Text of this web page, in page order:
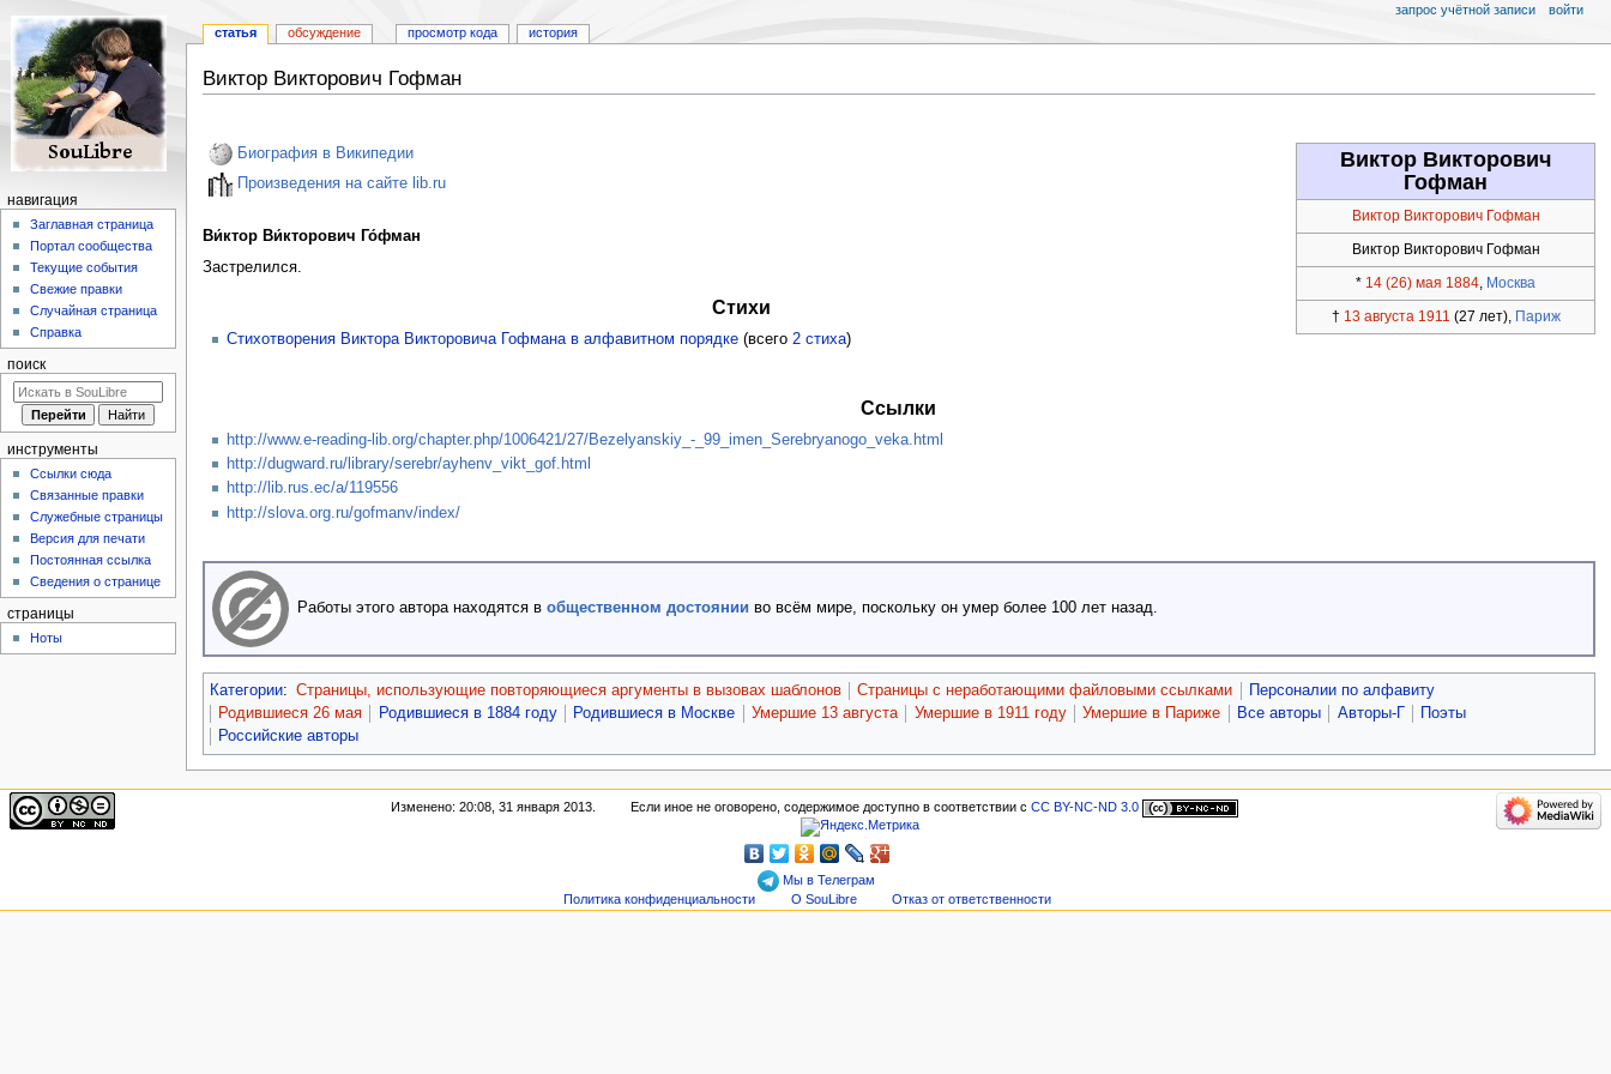
Виктор Викторович Гофман
навигации
поиску
Виктор Викторович
Гофман
Виктор Викторович Гофман
Виктор Викторович Гофман
* 14 (26) мая 1884, Москва
† 13 августа 1911 (27 лет), Париж
Биография в Википедии
Произведения на сайте lib.ru
Ви́ктор Ви́кторович Го́фман
Застрелился.
Стихи
Стихотворения Виктора Викторовича Гофмана в алфавитном порядке(всего 2 стиха)
Ссылки
http://www.e-reading-lib.org/chapter.php/1006421/27/Bezelyanskiy_-_99_imen_Serebryanogo_veka.html
http://dugward.ru/library/serebr/ayhenv_vikt_gof.html
http://lib.rus.ec/a/119556
http://slova.org.ru/gofmanv/index/
Работы этого автора находятся в общественном достоянии во всём мире, поскольку он умер более 100 лет назад.
Категории: Страницы, использующие повторяющиеся аргументы в вызовах шаблонов Страницы с неработающими файловыми ссылками
Персоналии по алфавиту
Родившиеся 26 мая
Родившиеся в 1884 году Родившиеся в Москве Умершие 13 августа Умершие в 1911 году Умершие в Париже Все авторы Авторы-Г
Поэты
Российские авторы
статья обсуждение просмотр кода история
запрос учётной записи войти
навигация
Заглавная страница
Портал сообщества
Текущие события
Свежие правки
Случайная страница
Справка
поиск
инструменты
Ссылки сюда
Связанные правки
Служебные страницы
Версия для печати
Постоянная ссылка
Сведения о странице
страницы
Ноты
Изменено: 20:08, 31 января 2013. Если иное не оговорено, содержимое доступно в соответствии сCC BY-NC-ND 3.0
Мы в Телеграм
Политика конфиденциальности
О SouLibre Отказ от ответственности